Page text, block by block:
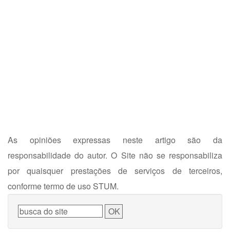
As opiniões expressas neste artigo são da
responsabilidade do autor. O Site não se responsabiliza
por quaisquer prestações de serviços de terceiros,
conforme termo de uso STUM.